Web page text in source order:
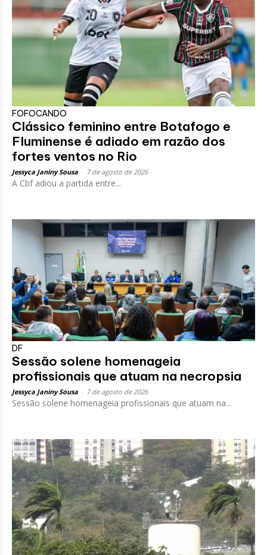
FOFOCANDO
Clássico feminino entre Botafogo e
Fluminense é adiado em razão dos
fortes ventos no Rio
Jessyca Janiny Sousa 7 de agosto de 2026
A Cbf adiou a partida entre...
DF
Sessão solene homenageia
profissionais que atuam na necropsia
Jessyca Janiny Sousa 7 de agosto de 2026
Sessão solene homenageia profissionais que atuam na...